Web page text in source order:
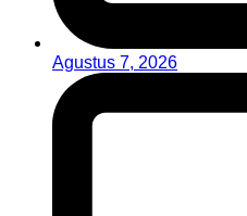
Agustus 7, 2026